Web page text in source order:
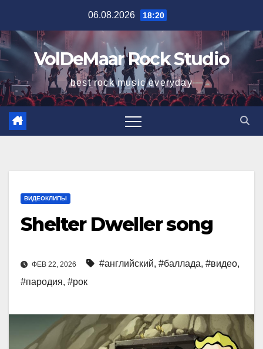
содержимому
06.08.2026 18:20
VolDeMaar Rock Studio
best rock music everyday
ВИДЕОКЛИПЫ
Shelter Dweller song
ФЕВ 22, 2026 #английский, #баллада, #видео,
#пародия, #рок